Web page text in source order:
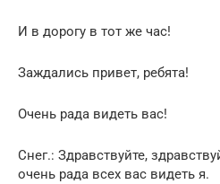
И в дорогу в тот же час!
Заждались привет, ребята!
Очень рада видеть вас!
Снег.: Здравствуйте,
очень рада всех вас видеть я.